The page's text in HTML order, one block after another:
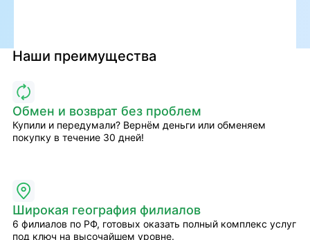
Наши преимущества
Обмен и возврат без проблем
Купили и передумали? Вернём деньги или обменяем
покупку в течение 30 дней!
Широкая география филиалов
6 филиалов по РФ, готовых оказать полный комплекс услуг
под ключ на высочайшем уровне.